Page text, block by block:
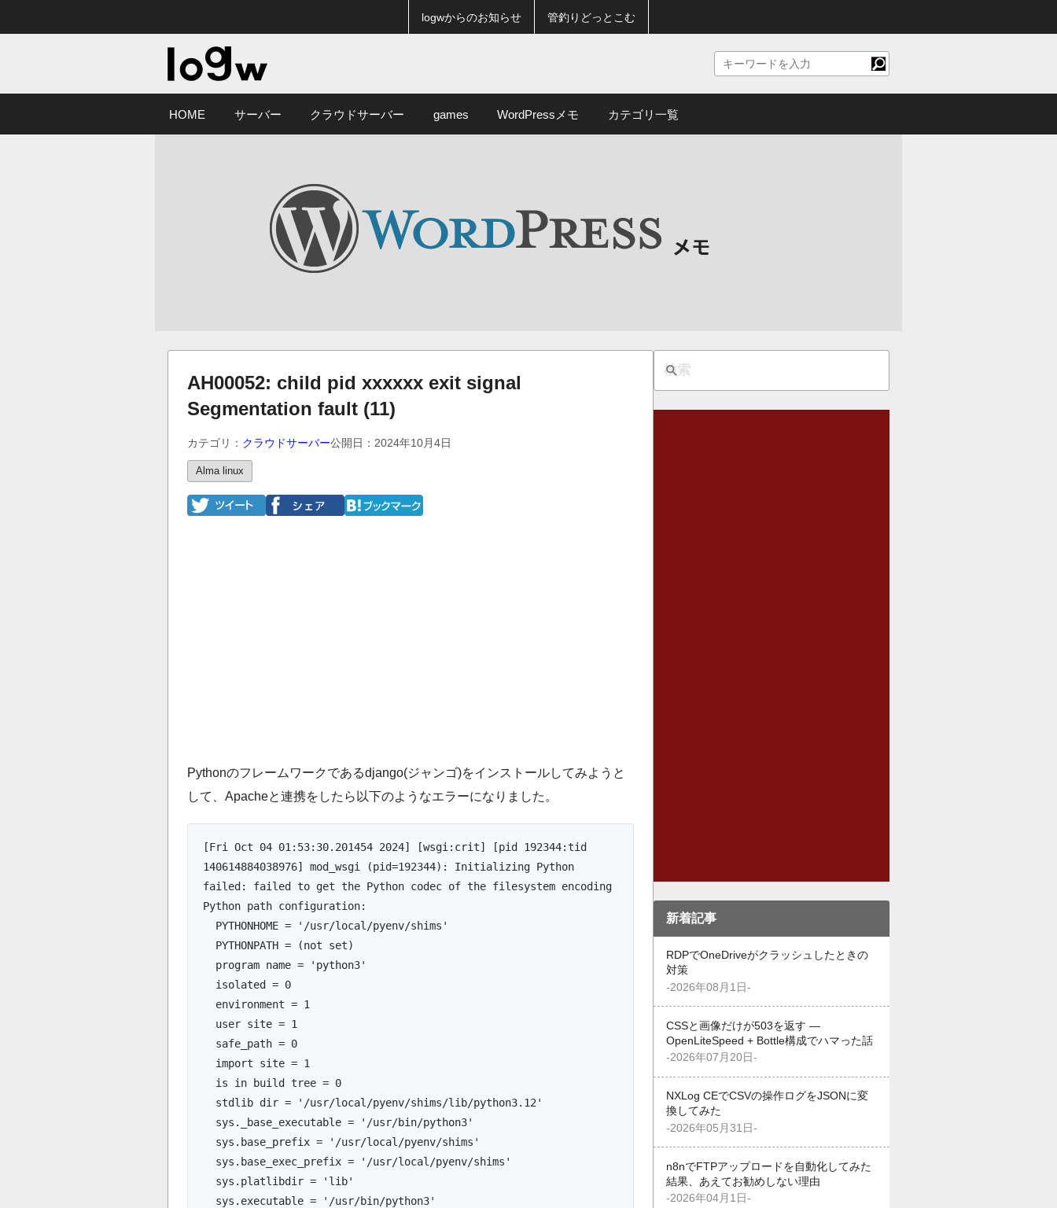
logwからのお知らせ 管釣りどっとこむ
HOME サーバー クラウドサーバー games WordPressメモ カテゴリ一覧
AH00052: child pid xxxxxx exit signal
Segmentation fault (11)
カテゴリ： クラウドサーバー公開日：2024年10月4日
Alma linux
Pythonのフレームワークであるdjango(ジャンゴ)をインストールしてみようと
して、Apacheと連携をしたら以下のようなエラーになりました。
[Fri Oct 04 01:53:30.201454 2024] [wsgi:crit] [pid 192344:tid
140614884038976] mod_wsgi (pid=192344): Initializing Python
failed: failed to get the Python codec of the filesystem encoding
Python path configuration:
  PYTHONHOME = '/usr/local/pyenv/shims'
  PYTHONPATH = (not set)
  program name = 'python3'
  isolated = 0
  environment = 1
  user site = 1
  safe_path = 0
  import site = 1
  is in build tree = 0
  stdlib dir = '/usr/local/pyenv/shims/lib/python3.12'
  sys._base_executable = '/usr/bin/python3'
  sys.base_prefix = '/usr/local/pyenv/shims'
  sys.base_exec_prefix = '/usr/local/pyenv/shims'
  sys.platlibdir = 'lib'
  sys.executable = '/usr/bin/python3'
新着記事
RDPでOneDriveがクラッシュしたときの
対策
-2026年08月1日-
CSSと画像だけが503を返す —
OpenLiteSpeed + Bottle構成でハマった話
-2026年07月20日-
NXLog CEでCSVの操作ログをJSONに変
換してみた
-2026年05月31日-
n8nでFTPアップロードを自動化してみた
結果、あえてお勧めしない理由
-2026年04月1日-